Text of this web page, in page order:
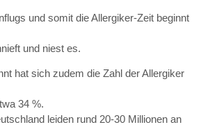
und somit die Allergiker-Zeit beginnt
und niest es.
hat sich zudem die Zahl der Allergiker
34 %.
leiden rund 20-30 Millionen an